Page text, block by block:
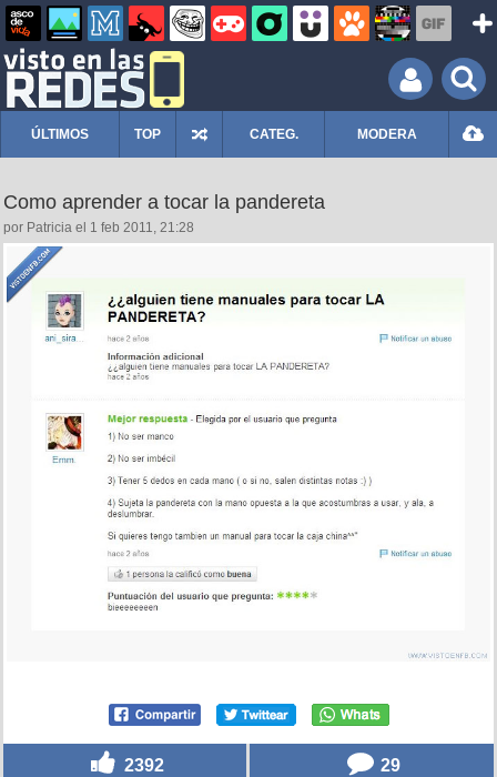
ÚLTIMOS TOP CATEG. MODERA
Como aprender a tocar la pandereta
por Patricia el 1 feb 2011, 21:28
2392 29